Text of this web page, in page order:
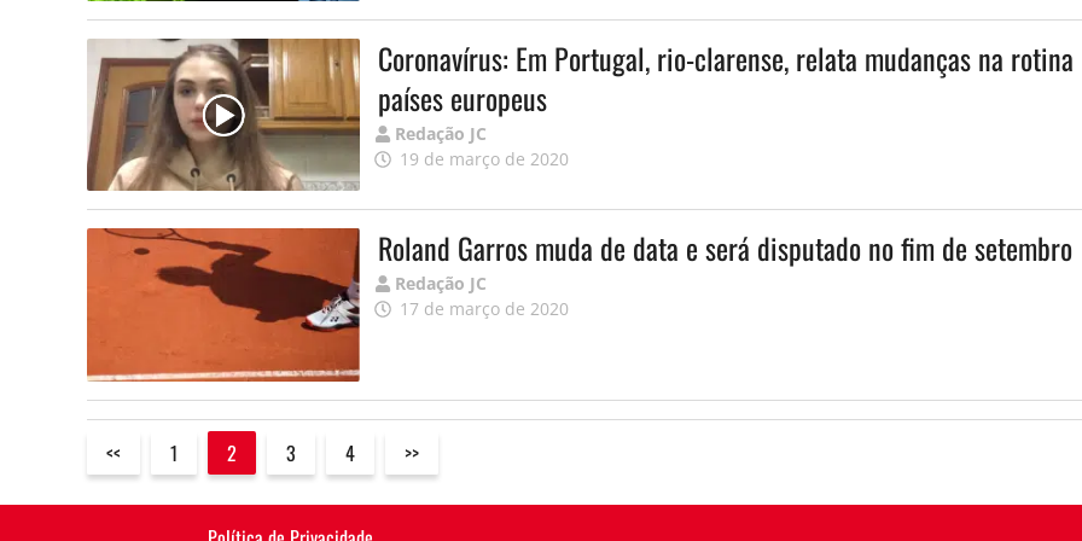
Coronavírus: Em Portugal, rio-clarense, relata mudanças na rotina
países europeus
Publicado
por
Redação JC
19 de março de 2020
Roland Garros muda de data e será disputado no fim de setembro
Publicado
por
Redação JC
17 de março de 2020
<< 1 2 3 4 >>